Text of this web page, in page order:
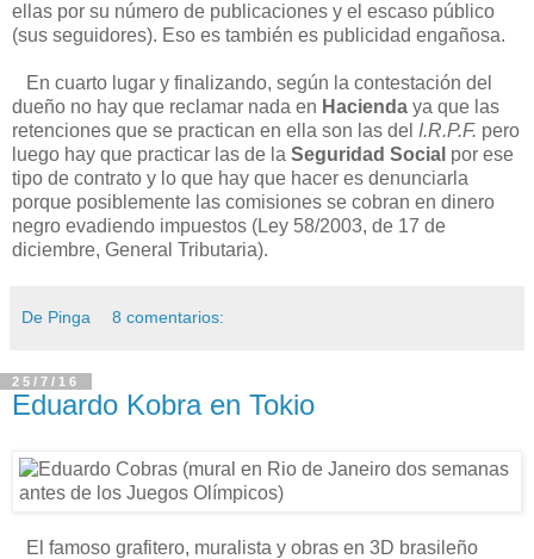
ellas por su número de publicaciones y el escaso público
(sus seguidores). Eso es también es publicidad engañosa.
En cuarto lugar y finalizando, según la contestación del
dueño no hay que reclamar nada en Hacienda ya que las
retenciones que se practican en ella son las del I.R.P.F. pero
luego hay que practicar las de la Seguridad Social por ese
tipo de contrato y lo que hay que hacer es denunciarla
porque posiblemente las comisiones se cobran en dinero
negro evadiendo impuestos (Ley 58/2003, de 17 de
diciembre, General Tributaria).
De Pinga 8 comentarios:
25/7/16
Eduardo Kobra en Tokio
El famoso grafitero, muralista y obras en 3D brasileño